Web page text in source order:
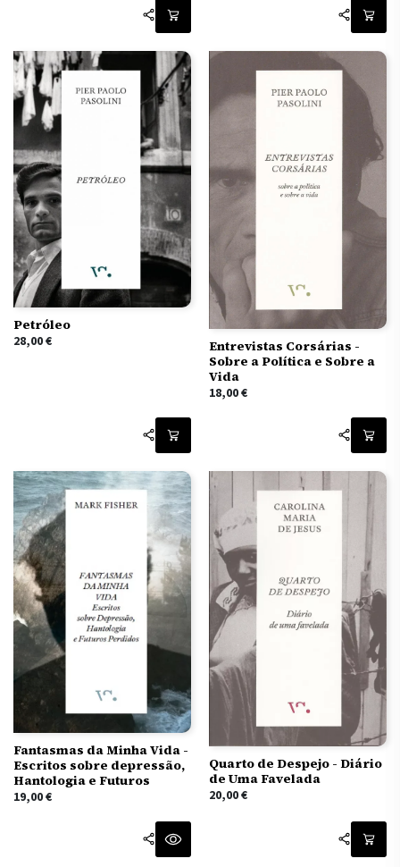
Petróleo
28,00€
Entrevistas Corsárias -
Sobre a Política e Sobre a
Vida
18,00€
Fantasmas da Minha Vida -
Escritos sobre depressão,
Hantologia e Futuros
19,00€
Quarto de Despejo - Diário
de Uma Favelada
20,00€